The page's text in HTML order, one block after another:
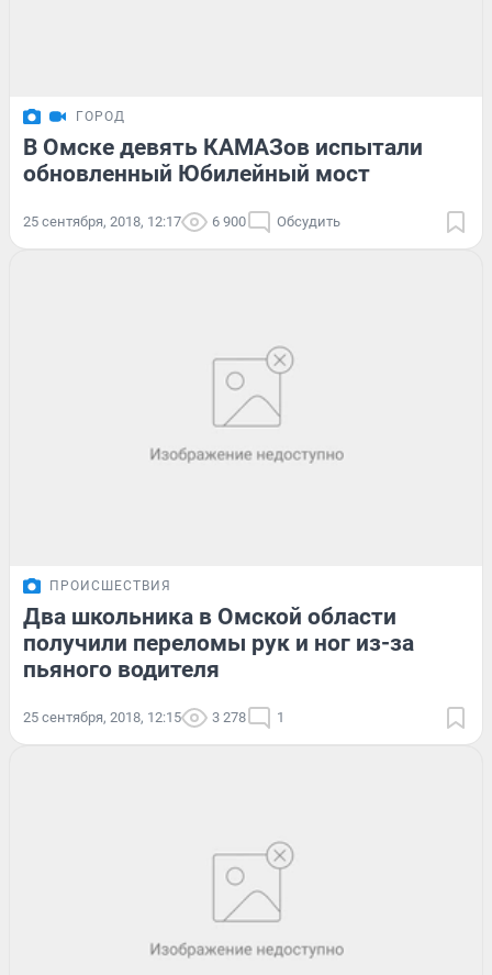
ГОРОД
В Омске девять КАМАЗов испытали
обновленный Юбилейный мост
25 сентября, 2018, 12:17 6 900 Обсудить
ПРОИСШЕСТВИЯ
Два школьника в Омской области
получили переломы рук и ног из-за
пьяного водителя
25 сентября, 2018, 12:15 3 278 1